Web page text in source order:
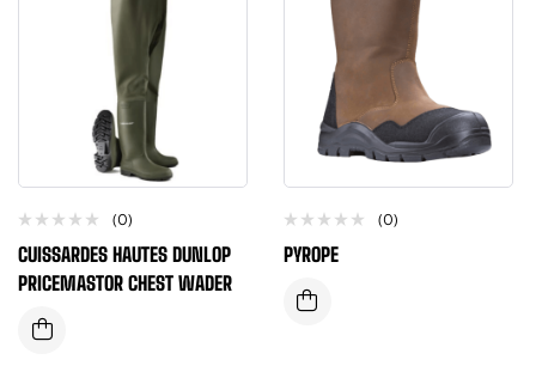
(0)
CUISSARDES HAUTES DUNLOP
PRICEMASTOR CHEST WADER
(0)
PYROPE